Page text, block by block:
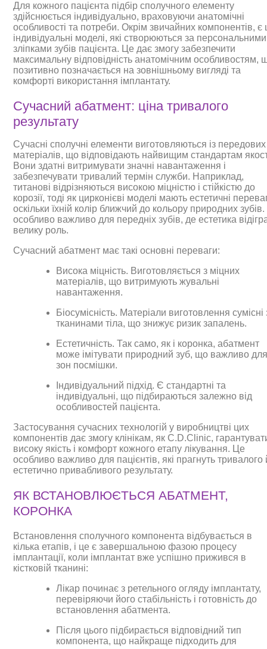
Для кожного пацієнта підбір сполучного елементу
здійснюється індивідуально, враховуючи анатомічні
особливості та потреби. Окрім звичайних компонентів,
індивідуальні моделі, які створюються за персональними
зліпками зубів пацієнта. Це дає змогу забезпечити
максимальну відповідність анатомічним особливостям,
позитивно позначається на зовнішньому вигляді та
комфорті використання імплантату.
Сучасний абатмент: ціна тривалого
результату
Сучасні сполучні елементи виготовляються із передових
матеріалів, що відповідають найвищим стандартам
Вони здатні витримувати значні навантаження і
забезпечувати тривалий термін служби. Наприклад,
титанові відрізняються високою міцністю і стійкістю до
корозії, тоді як цирконієві моделі мають естетичні
оскільки їхній колір ближчий до кольору природних
особливо важливо для передніх зубів, де естетика
велику роль.
Сучасний абатмент має такі основні переваги:
Висока міцність. Виготовляється з міцних
матеріалів, що витримують жувальні
навантаження.
Біосумісність. Матеріали виготовлення сумісні
тканинами тіла, що знижує ризик запалень.
Естетичність. Так само, як і коронка, абатмент
може імітувати природний зуб, що важливо
зон посмішки.
Індивідуальний підхід. Є стандартні та
індивідуальні, що підбираються залежно від
особливостей пацієнта.
Застосування сучасних технологій у виробництві цих
компонентів дає змогу клінікам, як C.D.Clinic,
високу якість і комфорт кожного етапу лікування. Це
особливо важливо для пацієнтів, які прагнуть тривалого
естетично привабливого результату.
ЯК ВСТАНОВЛЮЄТЬСЯ АБАТМЕНТ,
КОРОНКА
Встановлення сполучного компонента відбувається в
кілька етапів, і це є завершальною фазою процесу
імплантації, коли імплантат вже успішно прижився в
кістковій тканині:
Лікар починає з ретельного огляду імплантату,
перевіряючи його стабільність і готовність до
встановлення абатмента.
Після цього підбирається відповідний тип
компонента, що найкраще підходить для